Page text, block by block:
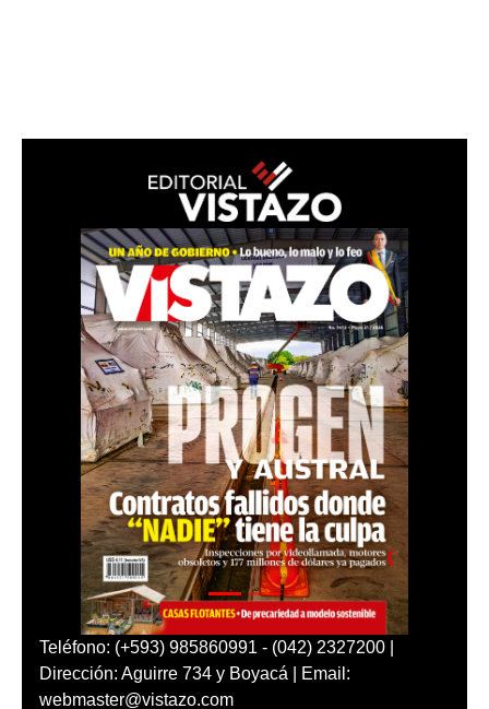
Teléfono: (+593) 985860991 - (042) 2327200 |
Dirección: Aguirre 734 y Boyacá | Email:
webmaster@vistazo.com